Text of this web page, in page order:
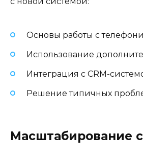
Основы работы с
Использование
Интеграция с CRM-
Решение типичных
Масштабирование